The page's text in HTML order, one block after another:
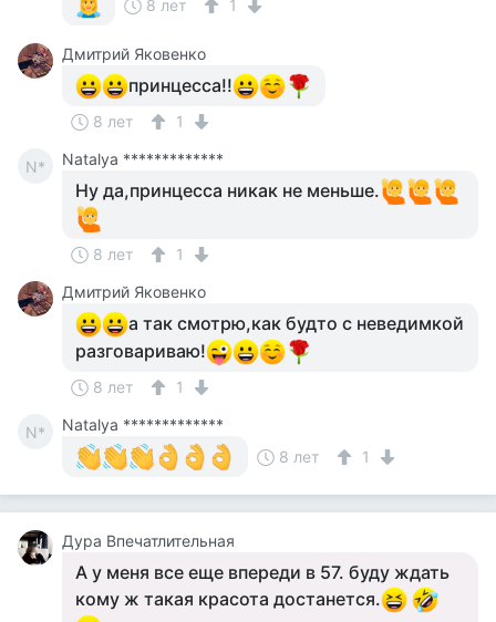
8 лет
1
Дмитрий Яковенко
принцесса!!
8 лет 1
N* Natalya *************
Ну да,принцесса никак не меньше.
8 лет
1
Дмитрий Яковенко
а так смотрю,как будто с неведимкой
разговариваю!
8 лет 1
N*
Natalya *************
8 лет
1
Дура Впечатлительная
А у меня все еще впереди в 57. буду ждать
кому ж такая красота достанется.